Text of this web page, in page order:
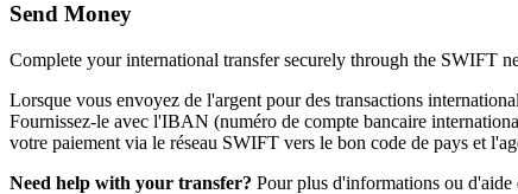
Send Money
Complete your international transfer securely through the SWIFT
Lorsque vous envoyez de l'argent pour des transactions
Fournissez-le avec l'IBAN (numéro de compte bancaire
votre paiement via le réseau SWIFT vers le bon code de pays et
Need help with your transfer? Pour plus d'informations ou d'aide